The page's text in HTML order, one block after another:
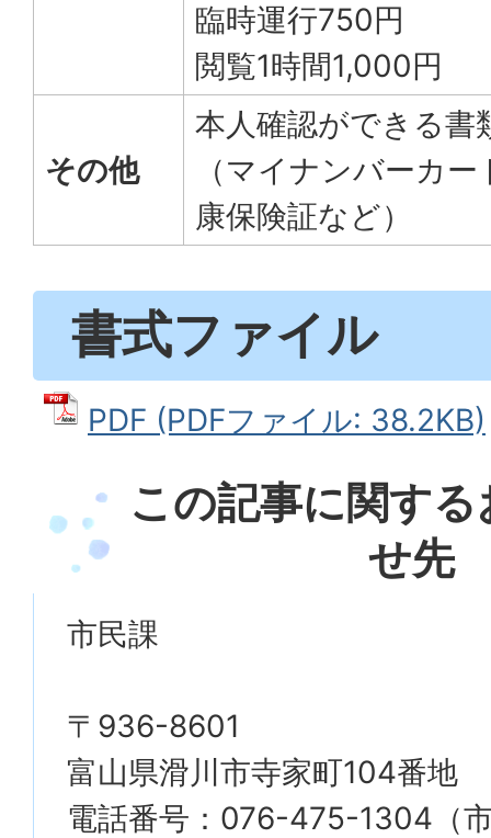
臨時運行750円
閲覧1時間1,000円
その他
本人確認ができる書
（マイナンバーカ
康保険証など）
書式ファイル
PDF (PDFファイル: 38.2KB)
この記事に関す
せ先
市民課
〒936-8601
富山県滑川市寺家町104番地
電話番号：076-475-1304（